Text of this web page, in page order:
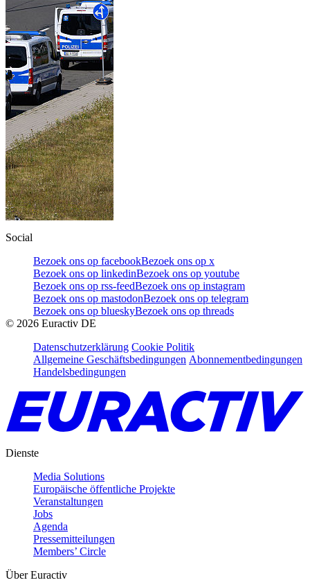
Social
Bezoek ons op facebookBezoek ons op x
Bezoek ons op linkedinBezoek ons op youtube
Bezoek ons op rss-feedBezoek ons op instagram
Bezoek ons op mastodonBezoek ons op telegram
Bezoek ons op blueskyBezoek ons op threads
© 2026 Euractiv DE
Datenschutzerklärung Cookie Politik
Allgemeine Geschäftsbedingungen Abonnementbedingungen
Handelsbedingungen
Dienste
Media Solutions
Europäische öffentliche Projekte
Veranstaltungen
Jobs
Agenda
Pressemitteilungen
Members’ Circle
Über Euractiv